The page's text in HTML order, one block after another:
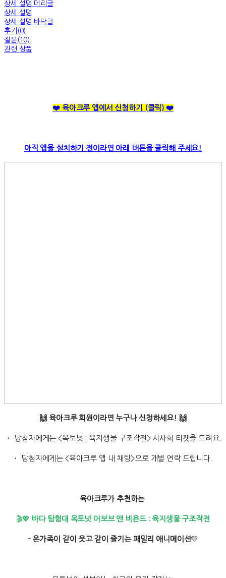
상세 설명 머리글
상세 설명
상세 설명 바닥글
후기(0)
질문(10)
관련 상품
❤️ 육아크루 앱에서 신청하기 (클릭) ❤️
아직 앱을 설치하기 전이라면 아래 버튼을 클릭해 주세요!
🙌 육아크루 회원이라면 누구나 신청하세요! 🙌
・ 당첨자에게는 <옥토넛 : 육지생물 구조작전> 시사회 티켓을 드려요.
・ 당첨자에게는 <육아크루 앱 내 채팅>으로 개별 연락 드립니다.
육아크루가 추천하는
🎬💖 바다 탐험대 옥토넛 어보브 앤 비욘드 : 육지생물 구조작전
– 온가족이 같이 웃고 같이 즐기는 패밀리 애니메이션💛